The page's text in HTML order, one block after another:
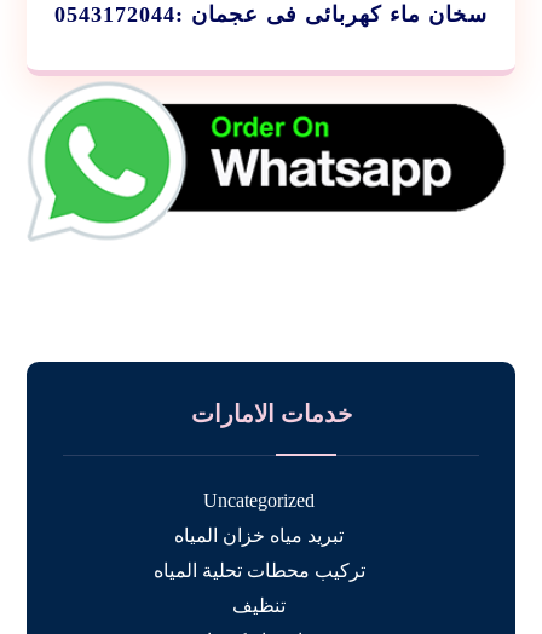
سخان ماء كهربائى فى عجمان :0543172044
خدمات الامارات
Uncategorized
تبريد مياه خزان المياه
تركيب محطات تحلية المياه
تنظيف